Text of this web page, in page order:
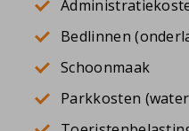
Bedlinnen
Schoonmaak
Parkkosten